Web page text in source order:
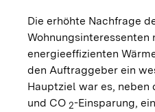
Die erhöhte Nachfrage
Wohnungsinteressenten
energieeffizienten
den Auftraggeber ein
Hauptziel war es,
und CO 2-Einsparung,